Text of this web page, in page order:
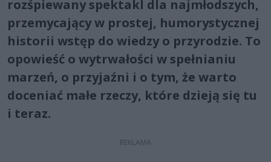
rozśpiewany spektakl dla najmłodszych,
przemycający w prostej, humorystycznej
historii wstęp do wiedzy o przyrodzie. To
opowieść o wytrwałości w spełnianiu
marzeń, o przyjaźni i o tym, że warto
doceniać małe rzeczy, które dzieją się tu
i teraz.